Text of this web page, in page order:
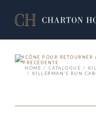
HOME
CATALOGUE
KILLERMAN'S RUN